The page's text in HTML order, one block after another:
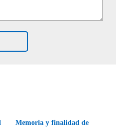
Memoria y finalidad de